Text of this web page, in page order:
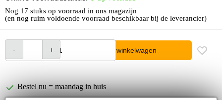
Nog 17 stuks op voorraad in ons magazijn
(en nog ruim voldoende voorraad beschikbaar bij de leverancier)
In winkelwagen
Bestel nu = maandag in huis